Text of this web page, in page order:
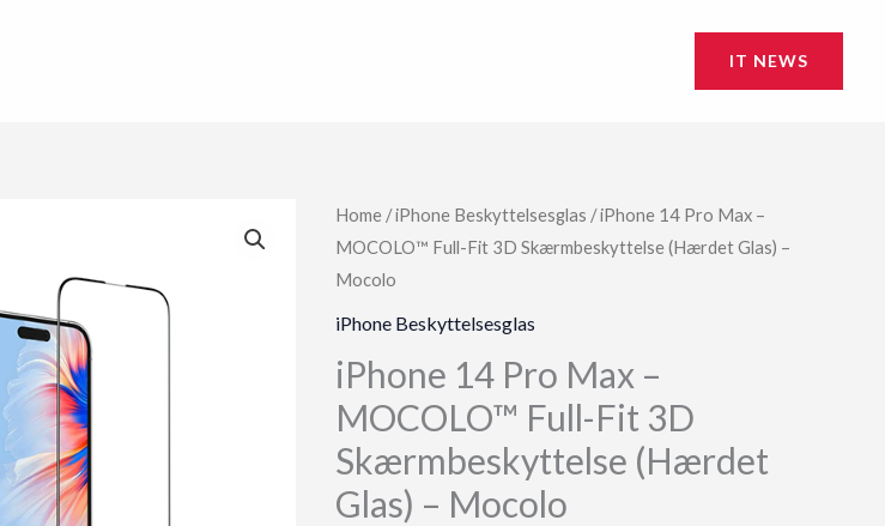
IT NEWS
Home /iPhone Beskyttelsesglas / iPhone 14 Pro Max –
MOCOLO™ Full-Fit 3D Skærmbeskyttelse (Hærdet Glas) –
Mocolo
iPhone Beskyttelsesglas
iPhone 14 Pro Max –
MOCOLO™ Full-Fit 3D
Skærmbeskyttelse (Hærdet
Glas) – Mocolo